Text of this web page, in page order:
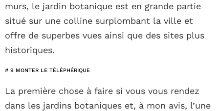
murs, le jardin botanique est en grande partie
situé sur une colline surplombant la ville et
offre de superbes vues ainsi que des sites plus
historiques.
# 9 MONTER LE TÉLÉPHÉRIQUE
La première chose à faire si vous vous rendez
dans les jardins botaniques et, à mon avis, l’une